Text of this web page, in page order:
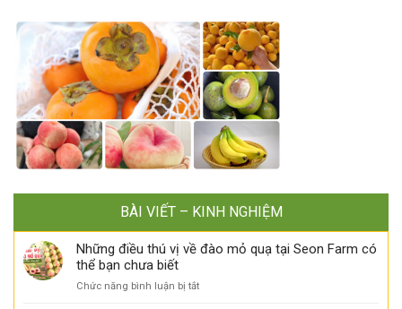
BÀI VIẾT – KINH NGHIỆM
Những điều thú vị về đào mỏ quạ tại Seon Farm có
thể bạn chưa biết
Chức năng bình luận bị tắtở